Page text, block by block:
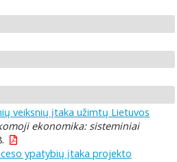
veiksnių įtaka užimtų Lietuvos
ekonomika: sisteminiai
ypatybių įtaka projekto